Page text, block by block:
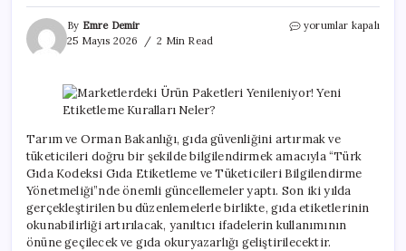
By Emre Demir
25 Mayıs 2026
2 Min Read
Marketlerdeki
Yeni
Etiketleme
Neler?
için
yorumlar kapalı
Tarım ve Orman Bakanlığı, gıda güvenliğini artırmak ve
tüketicileri doğru bir şekilde bilgilendirmek amacıyla “Türk
Gıda Kodeksi Gıda Etiketleme ve Tüketicileri Bilgilendirme
Yönetmeliği”nde önemli güncellemeler yaptı. Son iki yılda
gerçekleştirilen bu düzenlemelerle birlikte, gıda etiketlerinin
okunabilirliği artırılacak, yanıltıcı ifadelerin kullanımının
önüne geçilecek ve gıda okuryazarlığı geliştirilecektir.